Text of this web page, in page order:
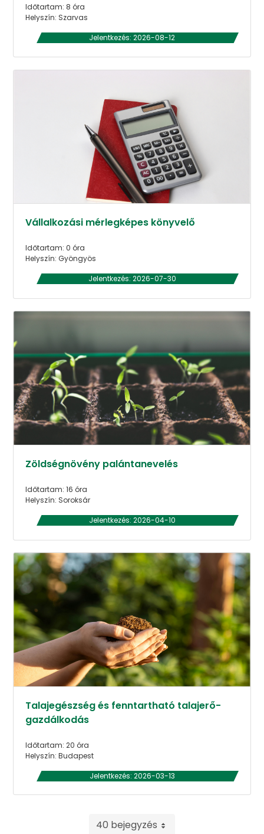
Időtartam: 8 óra
Helyszín: Szarvas
Jelentkezés: 2026-08-12
Vállalkozási mérlegképes könyvelő
Időtartam: 0 óra
Helyszín: Gyöngyös
Jelentkezés: 2026-07-30
Zöldségnövény palántanevelés
Időtartam: 16 óra
Helyszín: Soroksár
Jelentkezés: 2026-04-10
Talajegészség és fenntartható talajerő-
gazdálkodás
Időtartam: 20 óra
Helyszín: Budapest
Jelentkezés: 2026-03-13
40 bejegyzés